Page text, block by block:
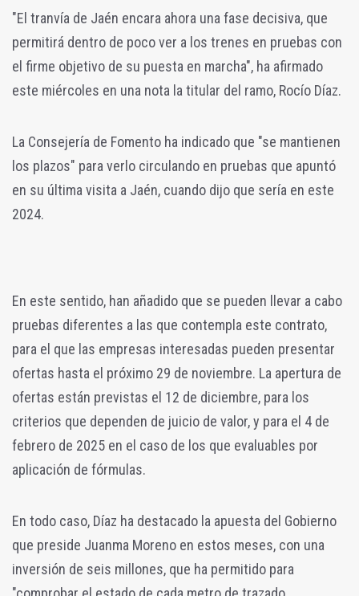
"El tranvía de Jaén encara ahora una fase decisiva, que
permitirá dentro de poco ver a los trenes en pruebas con
el firme objetivo de su puesta en marcha", ha afirmado
este miércoles en una nota la titular del ramo, Rocío Díaz.
La Consejería de Fomento ha indicado que "se mantienen
los plazos" para verlo circulando en pruebas que apuntó
en su última visita a Jaén, cuando dijo que sería en este
2024.
En este sentido, han añadido que se pueden llevar a cabo
pruebas diferentes a las que contempla este contrato,
para el que las empresas interesadas pueden presentar
ofertas hasta el próximo 29 de noviembre. La apertura de
ofertas están previstas el 12 de diciembre, para los
criterios que dependen de juicio de valor, y para el 4 de
febrero de 2025 en el caso de los que evaluables por
aplicación de fórmulas.
En todo caso, Díaz ha destacado la apuesta del Gobierno
que preside Juanma Moreno en estos meses, con una
inversión de seis millones, que ha permitido para